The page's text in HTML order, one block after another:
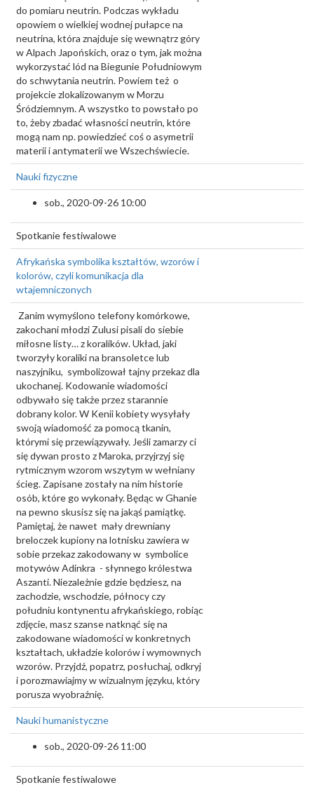
do pomiaru neutrin. Podczas wykładu
opowiem o wielkiej wodnej pułapce na
neutrina, która znajduje się wewnątrz góry
w Alpach Japońskich, oraz o tym, jak można
wykorzystać lód na Biegunie Południowym
do schwytania neutrin. Powiem też o
projekcie zlokalizowanym w Morzu
Śródziemnym. A wszystko to powstało po
to, żeby zbadać własności neutrin, które
mogą nam np. powiedzieć coś o asymetrii
materii i antymaterii we Wszechświecie.
Nauki fizyczne
sob., 2020-09-26 10:00
Spotkanie festiwalowe
Afrykańska symbolika kształtów, wzorów i
kolorów, czyli komunikacja dla
wtajemniczonych
Zanim wymyślono telefony komórkowe,
zakochani młodzi Zulusi pisali do siebie
miłosne listy… z koralików. Układ, jaki
tworzyły koraliki na bransoletce lub
naszyjniku, symbolizował tajny przekaz dla
ukochanej. Kodowanie wiadomości
odbywało się także przez starannie
dobrany kolor. W Kenii kobiety wysyłały
swoją wiadomość za pomocą tkanin,
którymi się przewiązywały. Jeśli zamarzy ci
się dywan prosto z Maroka, przyjrzyj się
rytmicznym wzorom wszytym w wełniany
ścieg. Zapisane zostały na nim historie
osób, które go wykonały. Będąc w Ghanie
na pewno skusisz się na jakąś pamiątkę.
Pamiętaj, że nawet mały drewniany
breloczek kupiony na lotnisku zawiera w
sobie przekaz zakodowany w symbolice
motywów Adinkra - słynnego królestwa
Aszanti. Niezależnie gdzie będziesz, na
zachodzie, wschodzie, północy czy
południu kontynentu afrykańskiego, robiąc
zdjęcie, masz szanse natknąć się na
zakodowane wiadomości w konkretnych
kształtach, układzie kolorów i wymownych
wzorów. Przyjdź, popatrz, posłuchaj, odkryj
i porozmawiajmy w wizualnym języku, który
porusza wyobraźnię.
Nauki humanistyczne
sob., 2020-09-26 11:00
Spotkanie festiwalowe